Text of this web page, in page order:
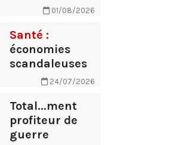
01/08/2026
Santé :
économies
scandaleuses
24/07/2026
Total...ment
profiteur de
guerre